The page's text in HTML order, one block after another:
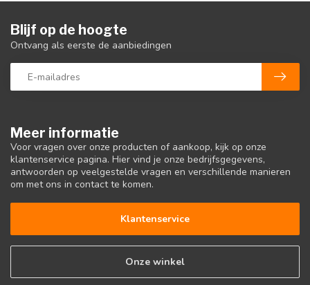
Meer informatie
Voor vragen over onze producten of aankoop, kijk op onze
klantenservice pagina. Hier vind je onze bedrijfsgegevens,
antwoorden op veelgestelde vragen en verschillende manieren
om met ons in contact te komen.
Klantenservice
Onze winkel
Blijf op de hoogte
Ontvang als eerste de aanbiedingen